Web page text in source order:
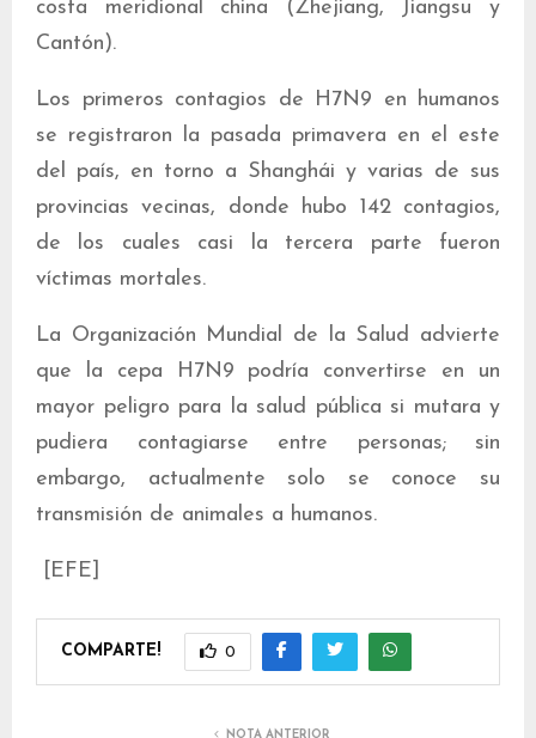
costa meridional china (Zhejiang, Jiangsu y
Cantón).
Los primeros contagios de H7N9 en humanos
se registraron la pasada primavera en el este
del país, en torno a Shanghái y varias de sus
provincias vecinas, donde hubo 142 contagios,
de los cuales casi la tercera parte fueron
víctimas mortales.
La Organización Mundial de la Salud advierte
que la cepa H7N9 podría convertirse en un
mayor peligro para la salud pública si mutara y
pudiera contagiarse entre personas; sin
embargo, actualmente solo se conoce su
transmisión de animales a humanos.
[EFE]
COMPARTE! 0
NOTA ANTERIOR